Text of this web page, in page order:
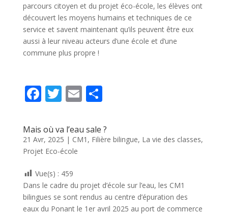
parcours citoyen et du projet éco-école, les élèves ont
découvert les moyens humains et techniques de ce
service et savent maintenant qu’ils peuvent être eux
aussi à leur niveau acteurs d’une école et d’une
commune plus propre !
F
e
b
o
o
k
T
itt
er
E
ai
l
P
ta
g
Mais où va l’eau sale ?
21 Avr, 2025 | CM1 , Filière bilingue, La vie des classes,
Projet Eco-école
Vue(s) : 459
Dans le cadre du projet d’école sur l’eau, les CM1
bilingues se sont rendus au centre d’épuration des
eaux du Ponant le 1er avril 2025 au port de commerce